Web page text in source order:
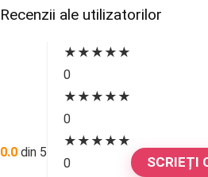
Recenzii ale utilizatorilor
0.0 din 5
★ ★ ★ ★ ★
0
★ ★ ★ ★ ★
0
★ ★ ★ ★ ★
0
SCRIEȚI